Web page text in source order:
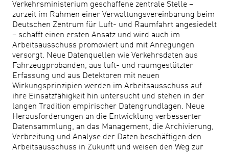
Verkehrsministerium geschaffene zentrale Stelle –
zurzeit im Rahmen einer Verwaltungsvereinbarung beim
Deutschen Zentrum für Luft- und Raumfahrt angesiedelt
– schafft einen ersten Ansatz und wird auch im
Arbeitsausschuss promoviert und mit Anregungen
versorgt. Neue Datenquellen wie Verkehrsdaten aus
Fahrzeugprobanden, aus luft- und raumgestützter
Erfassung und aus Detektoren mit neuen
Wirkungsprinzipien werden im Arbeitsausschuss auf
ihre Einsatzfähigkeit hin untersucht und stehen in der
langen Tradition empirischer Datengrundlagen. Neue
Herausforderungen an die Entwicklung verbesserter
Datensammlung, an das Management, die Archivierung,
Verbreitung und Analyse der Daten beschäftigen den
Arbeitsausschuss in Zukunft und weisen den Weg zur